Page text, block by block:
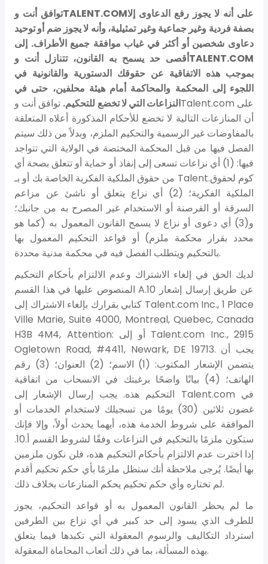
توافق أنت وTALENT.COMعلى أنه لا يجوز رفع الدعاوى إلا
بصفة فردية وغير جماعية وغير تمثيلية، وأنه لا يجوز ضم أو توحيد
دعاوى شخصين أو أكثر في غياب موافقة جميع الأطراف. إلى
أقصى حد يسمح به القانون، تتنازل أنت وTALENT.COM
بموجب هذه الاتفاقية عن حقوقك الدستورية والقانونية في
اللجوء إلى المحكمة والمحاكمة أمام هيئة محلفين، حتى في
النزاعات التي لا تخضع للتحكيم. توافق أنت وTalent.com على
أن المنازعات التالية لا تخضع للأحكام المذكورة أعلاه المتعلقة
بالمفاوضات غير الرسمية والتحكيم الملزم، وبدلاً من ذلك سيتم
الفصل فيها من قبل المحكمة المختصة في الولاية التي تتواجد
فيها: (1) أي نزاعات تسعى إلى إنفاذ أو حماية أو تتعلق بصحة أي
من حقوق الملكية الفكرية الخاصة بك أو بـ Talent.كوم لحقوق
الملكية الفكرية؛ (2) أي نزاع يتعلق أو ناشئ عن مزاعم
السرقة أو القرصنة أو الاستخدام غير المصرح به من جانبك؛
و(3) أي دعوى أو نزاع لا يسمح القانون المعمول به (كما هو
محدد بقرار محكمة ملزم) أو قواعد التحكيم المعمول بها
بالتحكيم ويتطلب الفصل فيه في محكمة مدنية محددة.
لديك الحق في إلغاء الاشتراك وعدم الالتزام بأحكام التحكيم
المنصوص عليها في هذا القسم A.10 عن طريق إرسال إشعار
كتابي بقرارك بإلغاء الاشتراك إلى Talent.com Inc., 1 Place
Ville Marie, Suite 4000, Montreal, Quebec, Canada
H3B 4M4, Attention: أو إلى Talent.com Inc., 2915
Ogletown Road, #4411, Newark, DE 19713. يجب أن
يتضمن الإشعار المكتوب: (1) الاسم؛ (2) العنوان؛ (3) رقم
الهاتف؛ (4) بيانًا واضحًا برغبتك في الانسحاب من اتفاقية
التحكيم هذه. يجب إرسال الإشعار إلى Talent.com في
غضون ثلاثين (30) يومًا من تسجيلك لاستخدام الخدمات أو
الموافقة على شروط الخدمة هذه، أيهما يحدث أولاً، وإلا فإنك
ستكون ملزمًا بالتحكيم في النزاعات وفقًا لشروط القسم أ.10.
إذا اخترت عدم الالتزام بأحكام التحكيم هذه، فلن نكون ملزمين
بها أيضًا. يُرجى ملاحظة أنك ستظل ملزمًا بأي حكم تحكيم أقدم
لم تختاره وأي حكم تحكيم يحكم المنازعات بخلاف ذلك.
ما لم يحظر القانون المعمول به أو قواعد التحكيم، يجوز
للطرف الذي يسود إلى حد كبير في أي نزاع بين الطرفين
استرداد التكاليف والرسوم المعقولة التي تكبدها فيما يتعلق
بهذه المسألة، بما في ذلك أتعاب المحاماة المعقولة.